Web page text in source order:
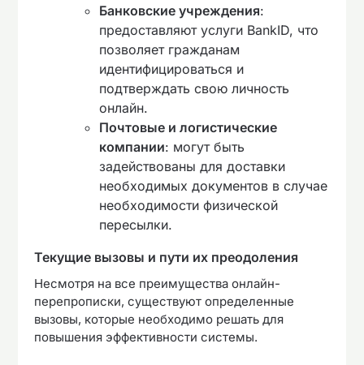
Банковские учреждения:
предоставляют услуги BankID, что
позволяет гражданам
идентифицироваться и
подтверждать свою личность
онлайн.
Почтовые и логистические
компании: могут быть
задействованы для доставки
необходимых документов в случае
необходимости физической
пересылки.
Текущие вызовы и пути их преодоления
Несмотря на все преимущества онлайн-
перепрописки, существуют определенные
вызовы, которые необходимо решать для
повышения эффективности системы.